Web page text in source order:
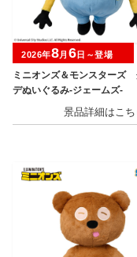
ミニオンズ＆モンスターズ
デぬいぐるみ‐ジェームズ‐
2026年8月 6日～登場